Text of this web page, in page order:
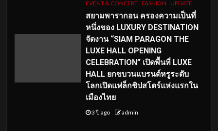
EVENT & CONCERT FASHION UPDATE
สยามพารากอน ครองความเป็นที่
หนึ่งของ LUXURY DESTINATION
จัดงาน “SIAM PARAGON THE
LUXE HALL OPENING
CELEBRATION” เปิดพื้นที่ LUXE
HALL ยกขบวนแบรนด์หรูระดับ
โลกเปิดแฟล็กชิปสโตร์แห่งแรกใน
เมืองไทย
3 ปี ago admin